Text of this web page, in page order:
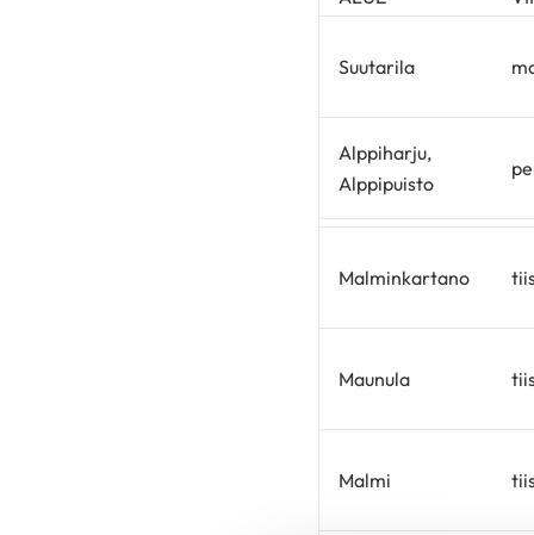
Suutarila
Alppiharju,
Alppipuisto
Malminkartano
Maunula
Malmi